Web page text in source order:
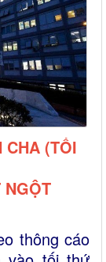
CHA (TỐI
NGỘT
thông cáo